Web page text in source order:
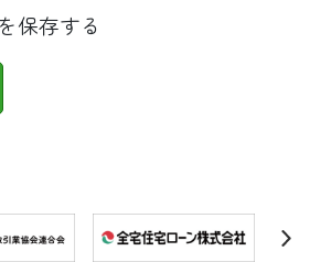
保存する